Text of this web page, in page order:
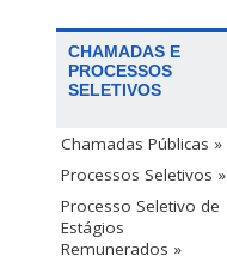
CHAMADAS E
PROCESSOS
SELETIVOS
Chamadas Públicas »
Processos Seletivos »
Processo Seletivo de
Estágios
Remunerados »